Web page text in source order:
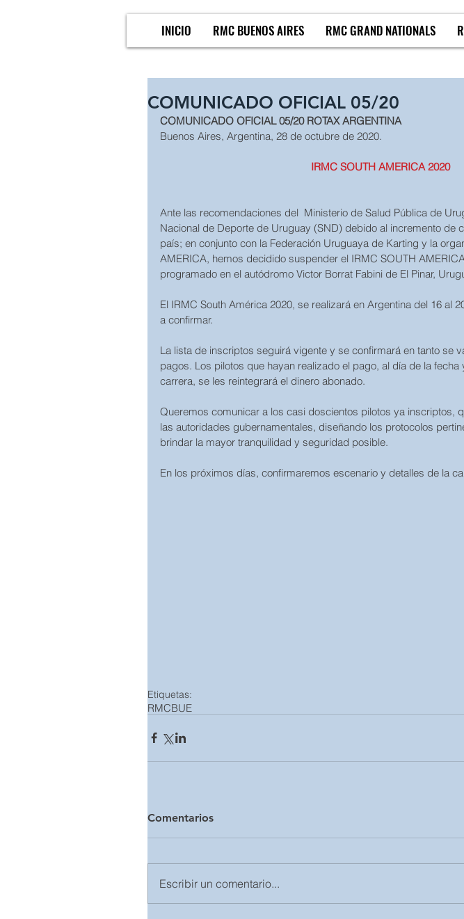
INICIO RMC BUENOS AIRES RMC GRAND NATIONALS
COMUNICADO OFICIAL 05/20
COMUNICADO OFICIAL 05/20 ROTAX ARGENTINA
Buenos Aires, Argentina, 28 de octubre de 2020.
IRMC SOUTH AMERICA 2020
Ante las recomendaciones del  Ministerio de Salud Pública de
Nacional de Deporte de Uruguay (SND) debido al incremento de
país; en conjunto con la Federación Uruguaya de Karting y la
AMERICA, hemos decidido suspender el IRMC SOUTH
programado en el autódromo Victor Borrat Fabini de El Pinar,
El IRMC South América 2020, se realizará en Argentina del 16 al
a confirmar.
La lista de inscriptos seguirá vigente y se confirmará en tanto se
pagos. Los pilotos que hayan realizado el pago, al día de la
carrera, se les reintegrará el dinero abonado.
Queremos comunicar a los casi doscientos pilotos ya inscriptos,
las autoridades gubernamentales, diseñando los protocolos
brindar la mayor tranquilidad y seguridad posible.
En los próximos días, confirmaremos escenario y detalles de la
Etiquetas:
RMCBUE
Comentarios
Escribir un comentario...